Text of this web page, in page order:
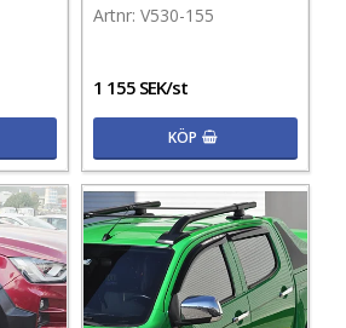
V530-155
1 155 SEK/st
KÖP